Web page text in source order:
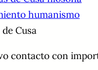
Cusa
contacto con